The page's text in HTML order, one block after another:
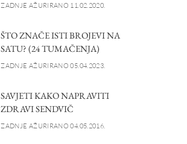
ZADNJE AŽURIRANO 11.02.2020.
ŠTO ZNAČE ISTI BROJEVI NA
SATU? (24 TUMAČENJA)
ZADNJE AŽURIRANO 05.04.2023.
SAVJETI KAKO NAPRAVITI
ZDRAVI SENDVIČ
ZADNJE AŽURIRANO 04.05.2016.